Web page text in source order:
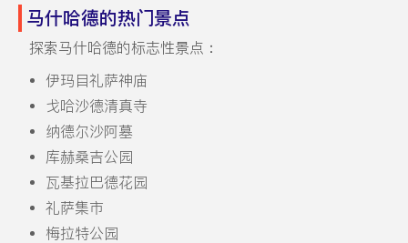
马什哈德的热门景点
探索马什哈德的标志性景点：
伊玛目礼萨神庙
戈哈沙德清真寺
纳德尔沙阿墓
库赫桑吉公园
瓦基拉巴德花园
礼萨集市
梅拉特公园